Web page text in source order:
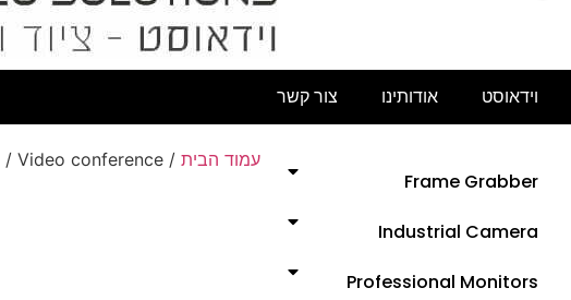
וידאוסט אודותינו צור קשר
Frame Grabber
Industrial Camera
Professional Monitors
עמוד הבית /
/ Video conference